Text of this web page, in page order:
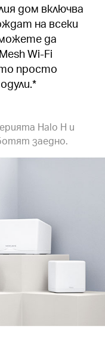
дом включва
на всеки
да
Wi-Fi
просто
Halo H и
заедно.